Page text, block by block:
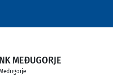
NK MEĐUGORJE